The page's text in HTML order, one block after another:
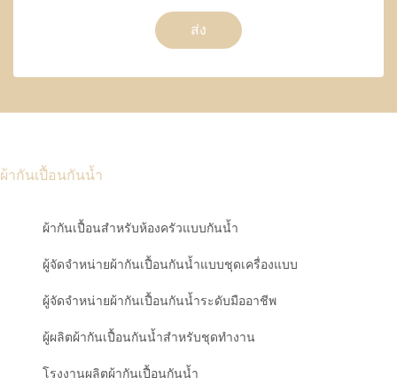
ส่ง
ผ้ากันเปื้อนกันน้ำ
ผ้ากันเปื้อนสำหรับห้องครัวแบบกันน้ำ
ผู้จัดจำหน่ายผ้ากันเปื้อนกันน้ำแบบชุดเครื่องแบบ
ผู้จัดจำหน่ายผ้ากันเปื้อนกันน้ำระดับมืออาชีพ
ผู้ผลิตผ้ากันเปื้อนกันน้ำสำหรับชุดทำงาน
โรงงานผลิตผ้ากันเปื้อนกันน้ำ